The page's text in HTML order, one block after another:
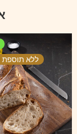
ללא תוספת